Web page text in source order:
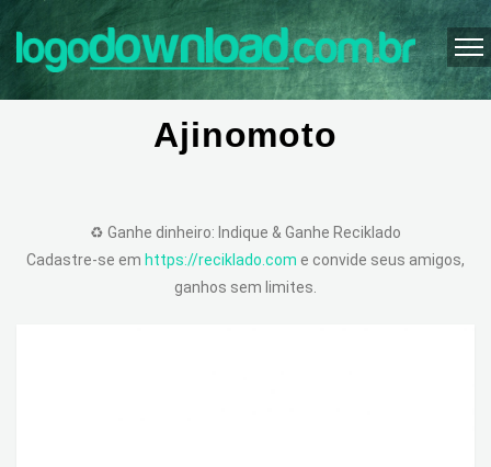
Ajinomoto
♻️ Ganhe dinheiro: Indique & Ganhe Reciklado
Cadastre-se em https://reciklado.com e convide seus amigos,
ganhos sem limites.